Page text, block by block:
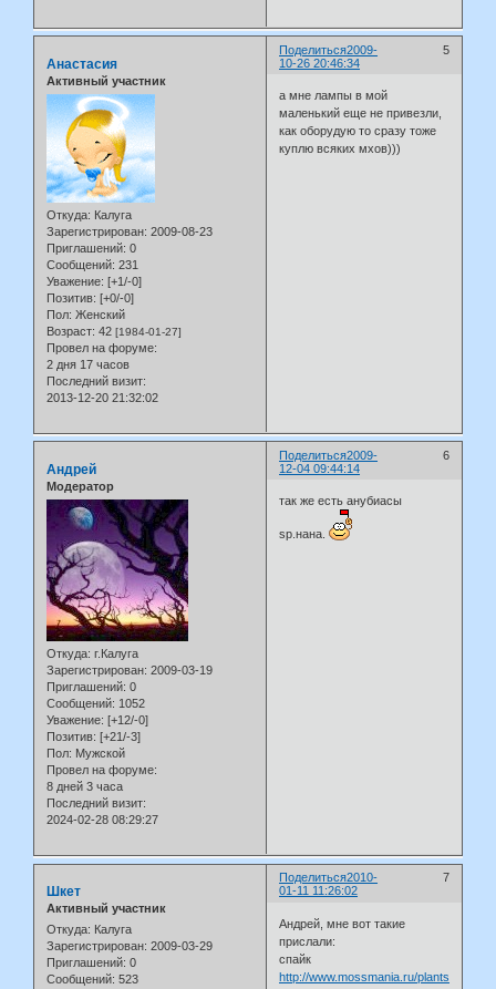
Поделиться 5
2009-
10-26 20:46:34
Анастасия
Активный участник
Откуда: Калуга
Зарегистрирован: 2009-08-23
Приглашений: 0
Сообщений: 231
Уважение: [+1/-0]
Позитив: [+0/-0]
Пол: Женский
Возраст: 42 [1984-01-27]
Провел на форуме:
2 дня 17 часов
Последний визит:
2013-12-20 21:32:02
а мне лампы в мой
маленький еще не привезли,
как оборудую то сразу тоже
куплю всяких мхов)))
Поделиться 6
2009-
12-04 09:44:14
Андрей
Модератор
Откуда: г.Калуга
Зарегистрирован: 2009-03-19
Приглашений: 0
Сообщений: 1052
Уважение: [+12/-0]
Позитив: [+21/-3]
Пол: Мужской
Провел на форуме:
8 дней 3 часа
Последний визит:
2024-02-28 08:29:27
так же есть анубиасы
sp.нана.
Поделиться 7
2010-
01-11 11:26:02
Шкет
Активный участник
Откуда: Калуга
Зарегистрирован: 2009-03-29
Приглашений: 0
Сообщений: 523
Андрей, мне вот такие
прислали:
спайк
http://www.mossmania.ru/plants/Spiky